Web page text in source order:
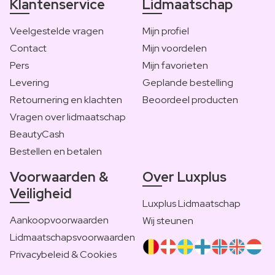
Klantenservice
Veelgestelde vragen
Contact
Pers
Levering
Retournering en klachten
Vragen over lidmaatschap
BeautyCash
Bestellen en betalen
Lidmaatschap
Mijn profiel
Mijn voordelen
Mijn favorieten
Geplande bestelling
Beoordeel producten
Voorwaarden &
Veiligheid
Aankoopvoorwaarden
Lidmaatschapsvoorwaarden
Privacybeleid & Cookies
Over Luxplus
Luxplus Lidmaatschap
Wij steunen